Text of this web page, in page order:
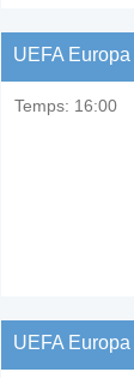
UEFA
Temps: 16:00
UEFA